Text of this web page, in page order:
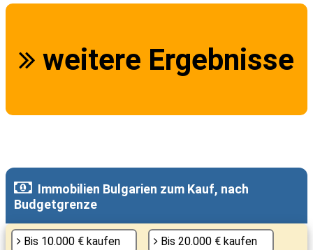
weitere Ergebnisse
Immobilien Bulgarien zum Kauf, nach
Budgetgrenze
Bis 10.000 € kaufen Bis 20.000 € kaufen